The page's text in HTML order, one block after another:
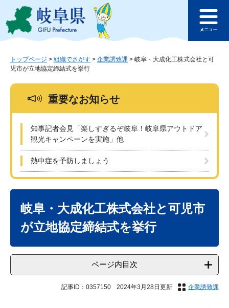
ジ
ュ
このページの本文へ
ュ
トップページ > 組織でさがす > 企業誘致課 > 岐阜・大成化工株式会社と可
児市が立地協定締結式を挙行
重要なお知らせ
知事記者会見「楽しすぎるぞ岐阜！岐阜県アウトドア
観光キャンペーンを実施」他
熱中症を予防しましょう
岐阜・大成化工株式会社と可児市
が立地協定締結式を挙行
ページ内目次
記事ID：0357150 2024年3月28日更新 企業誘致課